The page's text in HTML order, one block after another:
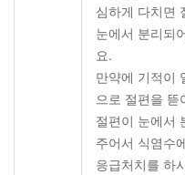
심하게 다치면
눈에서 분리되
요.
만약에 기적이
으로 절편을 뜯
절편이 눈에서
주어서 식염수
응급처치를 하